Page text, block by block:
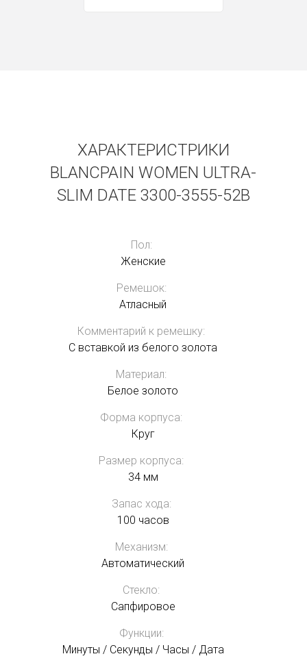
ХАРАКТЕРИСТРИКИ
BLANCPAIN WOMEN ULTRA-
SLIM DATE 3300-3555-52B
Пол:
Женские
Ремешок:
Атласный
Комментарий к ремешку:
С вставкой из белого золота
Материал:
Белое золото
Форма корпуса:
Круг
Размер корпуса:
34 мм
Запас хода:
100 часов
Механизм:
Автоматический
Стекло:
Сапфировое
Функции:
Минуты / Секунды / Часы / Дата